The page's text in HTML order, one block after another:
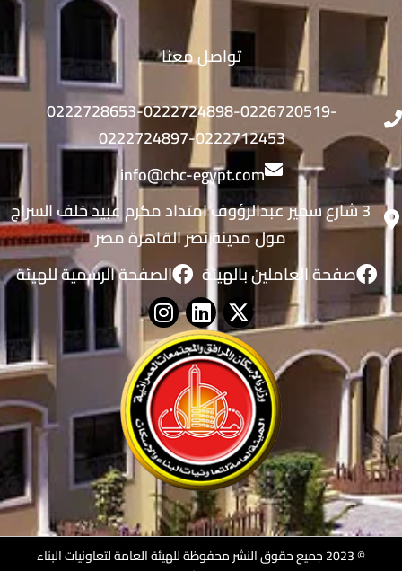
تواصل معنا
0222728653-0222724898-0226720519-
0222724897-0222712453
info@chc-egypt.com
3 شارع سمير عبدالرؤوف امتداد مكرم عبيد خلف السراج
مول مدينة نصر القاهرة مصر
صفحة العاملين بالهيئة
الصفحة الرسمية للهيئة
© 2023 جميع حقوق النشر محفوظة للهيئة العامة لتعاونيات البناء